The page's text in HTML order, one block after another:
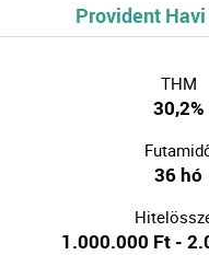
Provident
THM
30,2%
36 hó
1.000.000 Ft -